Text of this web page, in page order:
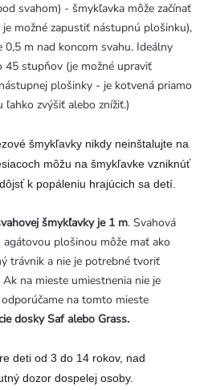
svahom) - šmykľavka môže začínať
možné zapustiť nástupnú plošinku),
m nad koncom svahu. Ideálny
45 stupňov (je možné upraviť
plošinky - je kotvená priamo
ľahko zvýšiť alebo znížiť.)
šmykľavky nikdy neinštalujte na
môžu na šmykľavke vzniknúť
k popáleniu hrajúcich sa detí.
šmykľavky je 1 m. Svahová
agátovou plošinou môže mať ako
trávnik a nie je potrebné tvoriť
na mieste umiestnenia nie je
na tomto mieste
dosky Saf alebo Grass.
deti od 3 do 14 rokov, nad
dozor dospelej osoby.